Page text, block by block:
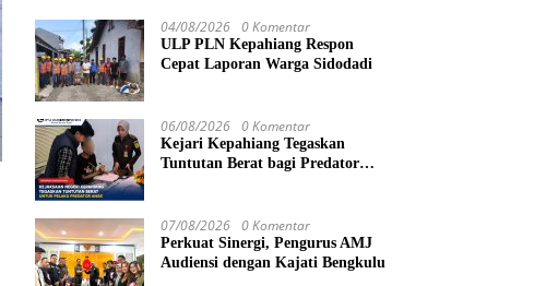
04/08/2026 0 Komentar
ULP PLN Kepahiang Respon
Cepat Laporan Warga Sidodadi
06/08/2026 0 Komentar
Kejari Kepahiang Tegaskan
Tuntutan Berat bagi Predator
Vonis Hakim 18 Tahun Penjara
07/08/2026 0 Komentar
Perkuat Sinergi, Pengurus AMJ
Audiensi dengan Kajati Bengkulu